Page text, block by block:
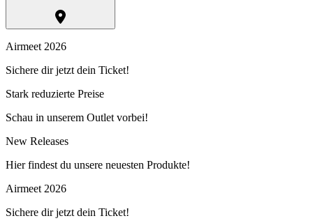
Airmeet 2026
Sichere dir jetzt dein Ticket!
Stark reduzierte Preise
Schau in unserem Outlet vorbei!
New Releases
Hier findest du unsere neuesten Produkte!
Airmeet 2026
Sichere dir jetzt dein Ticket!